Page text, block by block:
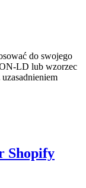
do swojego
LD lub wzorzec
Shopify